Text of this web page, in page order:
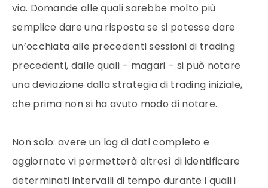
via. Domande alle quali sarebbe molto più
semplice dare una risposta se si potesse dare
un’occhiata alle precedenti sessioni di trading
precedenti, dalle quali – magari – si può notare
una deviazione dalla strategia di trading iniziale,
che prima non si ha avuto modo di notare.
Non solo: avere un log di dati completo e
aggiornato vi permetterà altresì di identificare
determinati intervalli di tempo durante i quali i